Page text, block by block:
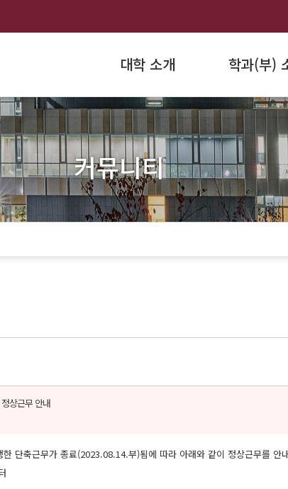
대학 소개 학과(부)
커뮤니티
상근무 안내
단축근무가 종료(2023.08.14.부)됨에 따라 아래와 같이 정상근무를 안